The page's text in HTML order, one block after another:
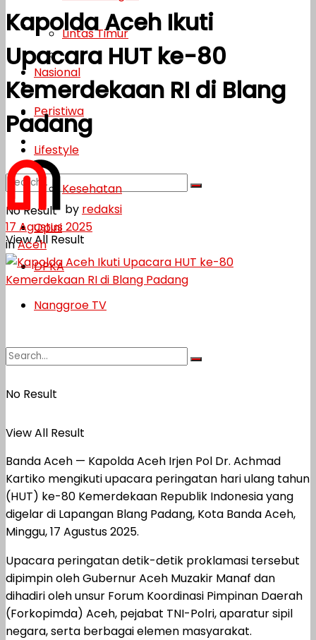
Lifestyle
Kesehatan
Opini
DPKA
Nanggroe TV
No Result
View All Result
Lintas Timur
Nasional
Peristiwa
Lifestyle
Kesehatan
Opini
DPKA
Nanggroe TV
No Result
View All Result
Kapolda Aceh Ikuti
Upacara HUT ke-80
Kemerdekaan RI di Blang
Padang
by redaksi
17 Agustus 2025
inAceh
Banda Aceh — Kapolda Aceh Irjen Pol Dr. Achmad
Kartiko mengikuti upacara peringatan hari ulang tahun
(HUT) ke-80 Kemerdekaan Republik Indonesia yang
digelar di Lapangan Blang Padang, Kota Banda Aceh,
Minggu, 17 Agustus 2025.
Upacara peringatan detik-detik proklamasi tersebut
dipimpin oleh Gubernur Aceh Muzakir Manaf dan
dihadiri oleh unsur Forum Koordinasi Pimpinan Daerah
(Forkopimda) Aceh, pejabat TNI-Polri, aparatur sipil
negara, serta berbagai elemen masyarakat.